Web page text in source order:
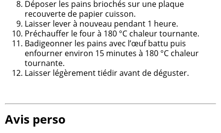
Déposer les pains briochés sur une plaque
recouverte de papier cuisson.
Laisser lever à nouveau pendant 1 heure.
Préchauffer le four à 180 °C chaleur tournante.
Badigeonner les pains avec l’œuf battu puis
enfourner environ 15 minutes à 180 °C chaleur
tournante.
Laisser légèrement tiédir avant de déguster.
Avis perso